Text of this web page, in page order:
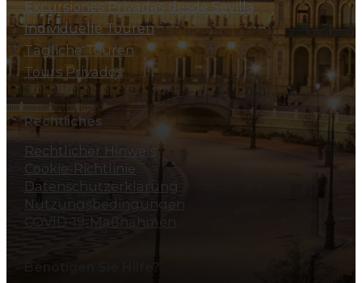
Excursiones Privadas desde Sevilla
Individuelle Touren
Tägliche Touren
Tours Privados
Rechtliches
Rechtlicher Hinweis
Cookie-Richtlinie
Datenschutzerklärung
Nutzungsbedingungen
COVID-19-Maßnahmen